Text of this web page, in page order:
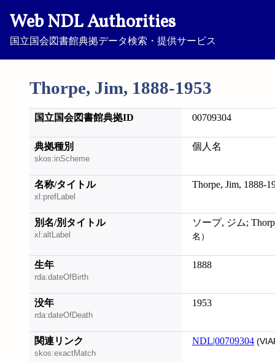
Web NDL Authorities
国立国会図書館典拠データ検索・提供サービス
Thorpe, Jim, 1888-1953
国立国会図書館典拠ID 00709304
典拠種別
skos:inScheme
個人名
名称/タイトル
xl:prefLabel
Thorpe, Jim, 1888-
別名/別タイトル
xl:altLabel
ソープ, ジム;
名）
生年
rda:dateOfBirth
1888
没年
rda:dateOfDeath
1953
関連リンク
skos:exactMatch
NDL|00709304